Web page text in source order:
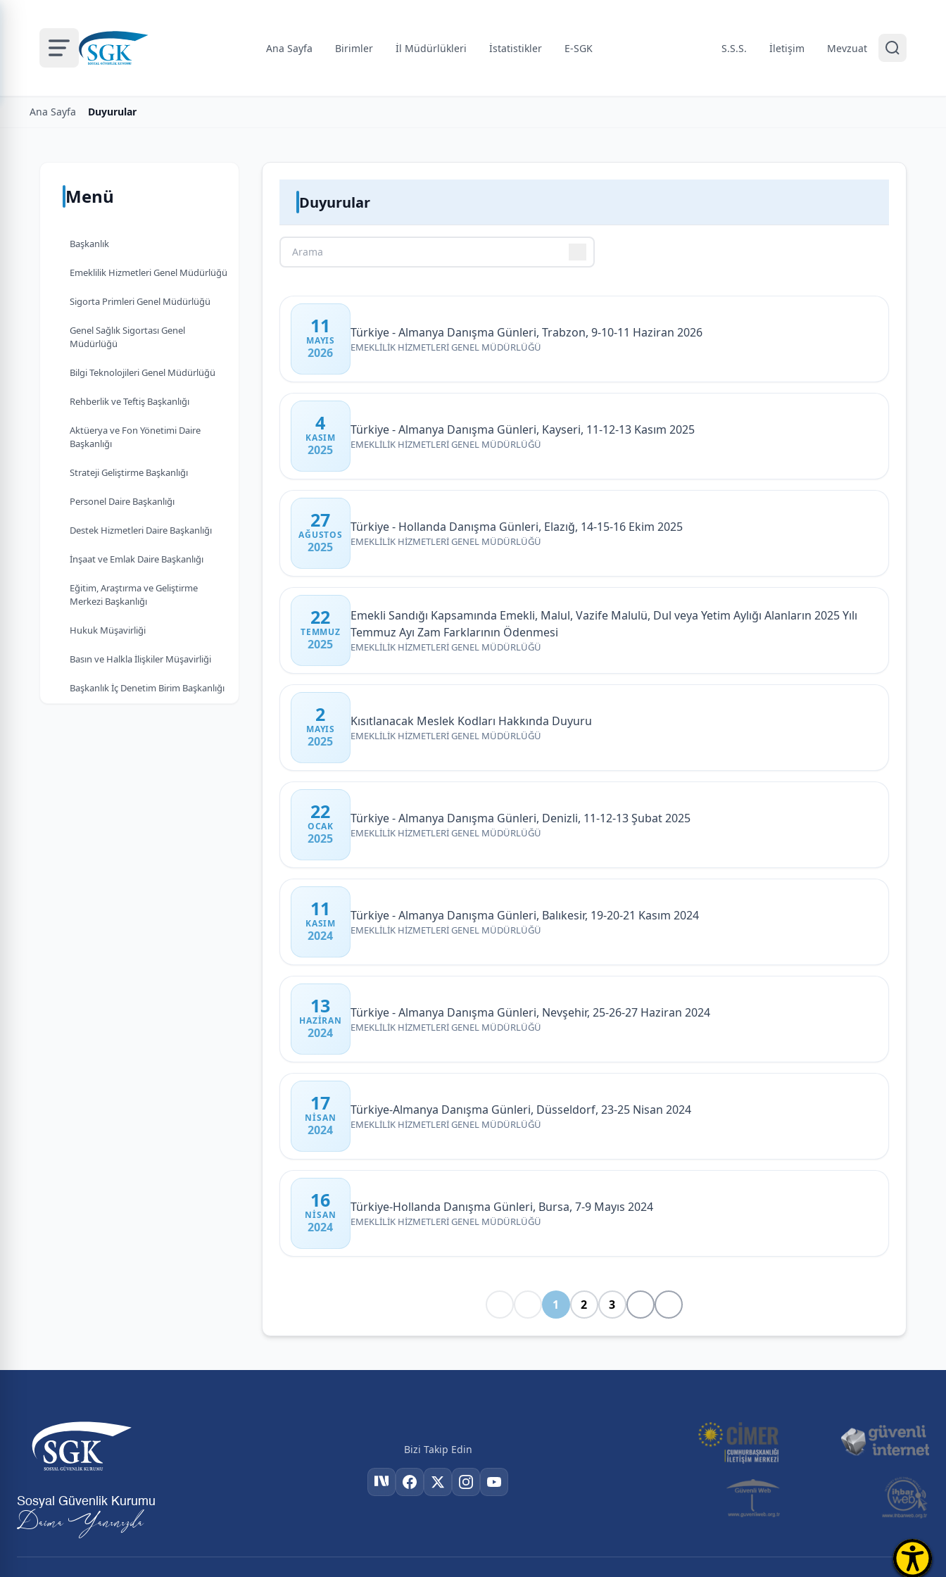
Ana Sayfa Birimler İl Müdürlükleri İstatistikler E-SGK S.S.S. İletişim Mevzuat
Ana Sayfa Duyurular
Menü
Başkanlık
Emeklilik Hizmetleri Genel Müdürlüğü
Sigorta Primleri Genel Müdürlüğü
Genel Sağlık Sigortası Genel
Müdürlüğü
Bilgi Teknolojileri Genel Müdürlüğü
Rehberlik ve Teftiş Başkanlığı
Aktüerya ve Fon Yönetimi Daire
Başkanlığı
Strateji Geliştirme Başkanlığı
Personel Daire Başkanlığı
Destek Hizmetleri Daire Başkanlığı
İnşaat ve Emlak Daire Başkanlığı
Eğitim, Araştırma ve Geliştirme
Merkezi Başkanlığı
Hukuk Müşavirliği
Basın ve Halkla İlişkiler Müşavirliği
Başkanlık İç Denetim Birim Başkanlığı
Duyurular
11
MAYIS
2026
Türkiye - Almanya Danışma Günleri, Trabzon, 9-10-11 Haziran 2026
EMEKLİLİK HİZMETLERİ GENEL MÜDÜRLÜĞÜ
4
KASIM
2025
Türkiye - Almanya Danışma Günleri, Kayseri, 11-12-13 Kasım 2025
EMEKLİLİK HİZMETLERİ GENEL MÜDÜRLÜĞÜ
27
AĞUSTOS
2025
Türkiye - Hollanda Danışma Günleri, Elazığ, 14-15-16 Ekim 2025
EMEKLİLİK HİZMETLERİ GENEL MÜDÜRLÜĞÜ
22
TEMMUZ
2025
Emekli Sandığı Kapsamında Emekli, Malul, Vazife Malulü, Dul veya Yetim Aylığı Alanların 2025 Yılı
Temmuz Ayı Zam Farklarının Ödenmesi
EMEKLİLİK HİZMETLERİ GENEL MÜDÜRLÜĞÜ
2
MAYIS
2025
Kısıtlanacak Meslek Kodları Hakkında Duyuru
EMEKLİLİK HİZMETLERİ GENEL MÜDÜRLÜĞÜ
22
OCAK
2025
Türkiye - Almanya Danışma Günleri, Denizli, 11-12-13 Şubat 2025
EMEKLİLİK HİZMETLERİ GENEL MÜDÜRLÜĞÜ
11
KASIM
2024
Türkiye - Almanya Danışma Günleri, Balıkesir, 19-20-21 Kasım 2024
EMEKLİLİK HİZMETLERİ GENEL MÜDÜRLÜĞÜ
13
HAZIRAN
2024
Türkiye - Almanya Danışma Günleri, Nevşehir, 25-26-27 Haziran 2024
EMEKLİLİK HİZMETLERİ GENEL MÜDÜRLÜĞÜ
17
NISAN
2024
Türkiye-Almanya Danışma Günleri, Düsseldorf, 23-25 Nisan 2024
EMEKLİLİK HİZMETLERİ GENEL MÜDÜRLÜĞÜ
16
NISAN
2024
Türkiye-Hollanda Danışma Günleri, Bursa, 7-9 Mayıs 2024
EMEKLİLİK HİZMETLERİ GENEL MÜDÜRLÜĞÜ
1 2 3
Sosyal Güvenlik Kurumu
Daima Yanınızda
Bizi Takip Edin